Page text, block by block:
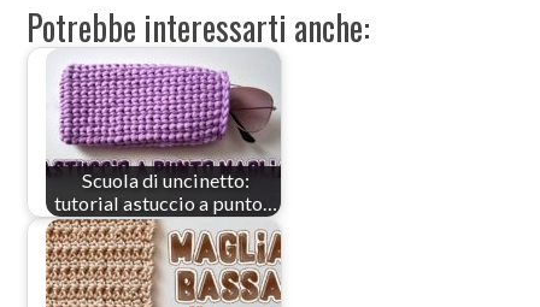
Potrebbe interessarti anche:
Scuola di uncinetto:
tutorial astuccio a punto…